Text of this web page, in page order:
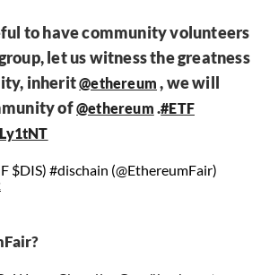
to have community volunteers
let us witness the greatness
inherit@ethereum , we will
of@ethereum .#ETF
$DIS) #dischain (@EthereumFair)